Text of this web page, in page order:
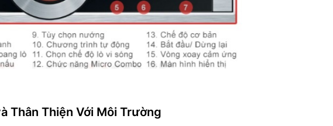
Thân Thiện Với Môi Trường